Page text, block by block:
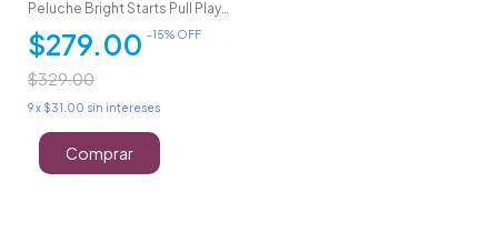
Peluche Bright Starts Pull Play
$279.00 -15% OFF
$329.00
9x $31.00 sin intereses
Comprar